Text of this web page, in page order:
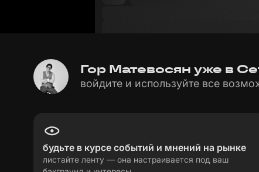
Гор Матевосян уже в
войдите и используйте все
будьте в курсе событий и мнений на рынке
листайте ленту — она настраивается под ваш